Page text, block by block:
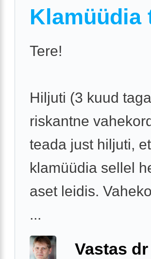
Klamüüdia
Tere!
Hiljuti (3 kuud
riskantne
teada just hiljuti,
klamüüdia sellel
aset leidis.
...
Vastas